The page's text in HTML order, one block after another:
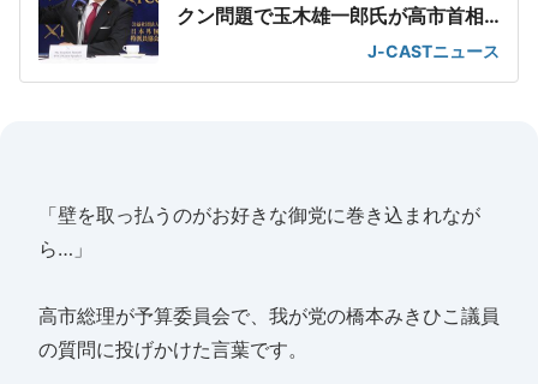
クン問題で玉木雄一郎氏が高市首相
J-CASTニュース
「壁を取っ払うのがお好きな御党に巻き込まれなが
ら…」
高市総理が予算委員会で、我が党の橋本みきひこ議員
の質問に投げかけた言葉です。